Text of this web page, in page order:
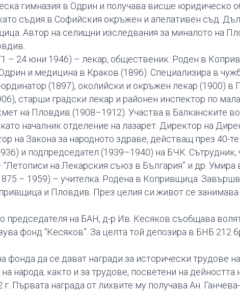
гимназия в Одрин и получава висше юридическо
съдия в Софийския окръжен и апелативен съд.
Автор на селищни изследвания за миналото на
24 юни 1946) – лекар, общественик. Роден в
и медицина в Краков (1896). Специализира в
(1897), околийски и окръжен лекар (1900) в
старши градски лекар и районен инспектор по
на Пловдив (1908–1912). Участва в Балканските
началник отделение на лазарет. Директор на
на Закона за народното здраве, действащ през 40-
и подпредседател (1939–1940) на БЧК. Сътрудник,
на Лекарския съюз в България” и др. Умира
– 1959) – учителка. Родена в Копривщица.
и Пловдив. През целия си живот се занимава
председателя на БАН, д-р Ив. Кесяков съобщава
фонд “Кесяков”. За целта той депозира в БНБ 212
фонда да се дават награди за исторически трудове
народа, както и за трудове, посветени на
Първата награда от лихвите му получава Ан.